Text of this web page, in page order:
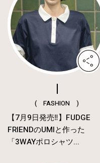
( FASHION )
【7月9日発売‼︎】FUDGE
FRIENDのUMIと作った
「3WAYポロシャツ...